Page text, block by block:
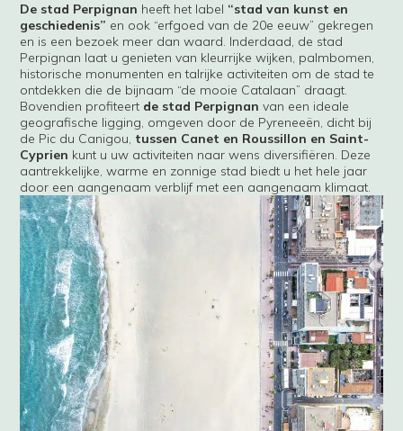
De stad Perpignan heeft het label “stad van kunst en
geschiedenis” en ook “erfgoed van de 20e eeuw” gekregen
en is een bezoek meer dan waard. Inderdaad, de stad
Perpignan laat u genieten van kleurrijke wijken, palmbomen,
historische monumenten en talrijke activiteiten om de stad te
ontdekken die de bijnaam “de mooie Catalaan” draagt.
Bovendien profiteert de stad Perpignan van een ideale
geografische ligging, omgeven door de Pyreneeën, dicht bij
de Pic du Canigou, tussen Canet en Roussillon en Saint-
Cyprien kunt u uw activiteiten naar wens diversifiëren. Deze
aantrekkelijke, warme en zonnige stad biedt u het hele jaar
door een aangenaam verblijf met een aangenaam klimaat.